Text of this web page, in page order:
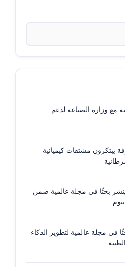
مع وزارة الصناعة لدعم
يبتكرون مشتقات كيميائية
بحثًا في مجلة عالمية ضمن
في مجلة عالمية لتطوير الذكاء